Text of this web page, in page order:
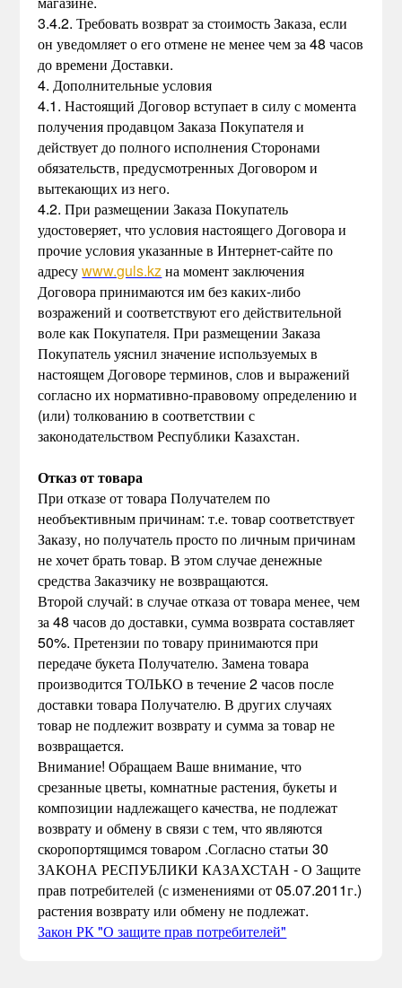
3.4.2. Требовать возврат за стоимость Заказа, если
он уведомляет о его отмене не менее чем за 48 часов
до времени Доставки.
4. Дополнительные условия
4.1. Настоящий Договор вступает в силу с момента
получения продавцом Заказа Покупателя и
действует до полного исполнения Сторонами
обязательств, предусмотренных Договором и
вытекающих из него.
4.2. При размещении Заказа Покупатель
удостоверяет, что условия настоящего Договора и
прочие условия указанные в Интернет-сайте по
адресуwww.guls.kzна момент заключения
Договора принимаются им без каких-либо
возражений и соответствуют его действительной
воле как Покупателя. При размещении Заказа
Покупатель уяснил значение используемых в
настоящем Договоре терминов, слов и выражений
согласно их нормативно-правовому определению и
(или) толкованию в соответствии с
законодательством Республики Казахстан.
Отказ от товара
При отказе от товара Получателем по
необъективным причинам: т.е. товар соответствует
Заказу, но получатель просто по личным причинам
не хочет брать товар. В этом случае денежные
средства Заказчику не возвращаются.
Второй случай: в случае отказа от товара менее, чем
за 48 часов до доставки, сумма возврата составляет
50%. Претензии по товару принимаются при
передаче букета Получателю. Замена товара
производится ТОЛЬКО в течение 2 часов после
доставки товара Получателю. В других случаях
товар не подлежит возврату и сумма за товар не
возвращается.
Внимание! Обращаем Ваше внимание, что
срезанные цветы, комнатные растения, букеты и
композиции надлежащего качества, не подлежат
возврату и обмену в связи с тем, что являются
скоропортящимся товаром .Согласно статьи 30
ЗАКОНА РЕСПУБЛИКИ КАЗАХСТАН - О Защите
прав потребителей (с изменениями от 05.07.2011г.)
растения возврату или обмену не подлежат.
Закон РК "О защите прав потребителей"